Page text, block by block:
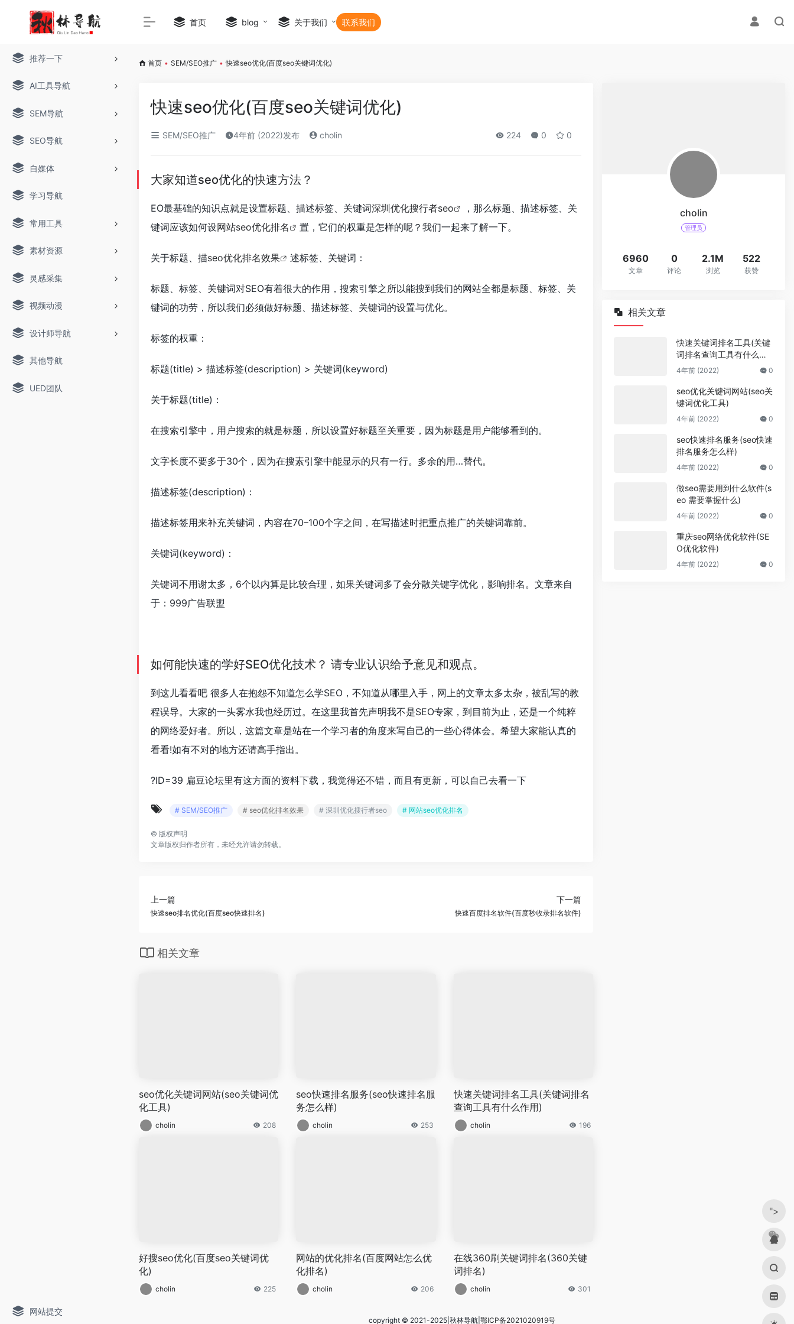
推荐一下
AI工具导航
SEM导航
SEO导航
自媒体
学习导航
常用工具
素材资源
灵感采集
视频动漫
设计师导航
其他导航
UED团队
网站提交
首页 blog 关于我们 联系我们
首页 • SEM/SEO推广 • 快速seo优化(百度seo关键词优化)
快速seo优化(百度seo关键词优化)
SEM/SEO推广 4年前 (2022)发布 cholin 224 0 0
大家知道seo优化的快速方法？
EO最基础的知识点就是设置标题、描述标签、关键词深圳优化搜行者seo
，那么标题、描述标签、关
键词应该如何设网站seo优化排名 置，它们的权重是怎样的呢？我们一起来了解一下。
关于标题、描seo优化排名效果 述标签、关键词：
标题、标签、关键词对SEO有着很大的作用，搜索引擎之所以能搜到我们的网站全都是标题、标签、关
键词的功劳，所以我们必须做好标题、描述标签、关键词的设置与优化。
标签的权重：
标题(title) > 描述标签(description) > 关键词(keyword)
关于标题(title)：
在搜索引擎中，用户搜索的就是标题，所以设置好标题至关重要，因为标题是用户能够看到的。
文字长度不要多于30个，因为在搜素引擎中能显示的只有一行。多余的用…替代。
描述标签(description)：
描述标签用来补充关键词，内容在70–100个字之间，在写描述时把重点推广的关键词靠前。
关键词(keyword)：
关键词不用谢太多，6个以内算是比较合理，如果关键词多了会分散关键字优化，影响排名。文章来自
于：999广告联盟
如何能快速的学好SEO优化技术？ 请专业认识给予意见和观点。
到这儿看看吧 很多人在抱怨不知道怎么学SEO，不知道从哪里入手，网上的文章太多太杂，被乱写的教
程误导。大家的一头雾水我也经历过。在这里我首先声明我不是SEO专家，到目前为止，还是一个纯粹
的网络爱好者。所以，这篇文章是站在一个学习者的角度来写自己的一些心得体会。希望大家能认真的
看看!如有不对的地方还请高手指出。
?ID=39 扁豆论坛里有这方面的资料下载，我觉得还不错，而且有更新，可以自己去看一下
# SEM/SEO推广 # seo优化排名效果 # 深圳优化搜行者seo # 网站seo优化排名
© 版权声明
文章版权归作者所有，未经允许请勿转载。
上一篇
快速seo排名优化(百度seo快速排名)
下一篇
快速百度排名软件(百度秒收录排名软件)
相关文章
seo优化关键词网站(seo关键词优
化工具)
cholin 208
seo快速排名服务(seo快速排名服
务怎么样)
cholin 253
快速关键词排名工具(关键词排名
查询工具有什么作用)
cholin 196
好搜seo优化(百度seo关键词优
化)
cholin 225
网站的优化排名(百度网站怎么优
化排名)
cholin 206
在线360刷关键词排名(360关键
词排名)
cholin 301
cholin
管理员
6960
文章
0
评论
2.1M
浏览
522
获赞
相关文章
快速关键词排名工具(关键
词排名查询工具有什么作
用)
4年前 (2022) 0
seo优化关键词网站(seo关
键词优化工具)
4年前 (2022) 0
seo快速排名服务(seo快速
排名服务怎么样)
4年前 (2022) 0
做seo需要用到什么软件(s
eo 需要掌握什么)
4年前 (2022) 0
重庆seo网络优化软件(SE
O优化软件)
4年前 (2022) 0
copyright © 2021-2025|秋林导航| 鄂ICP备2021020919号
">